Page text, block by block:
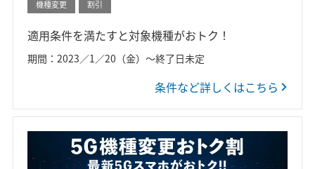
機種変更 割引
適用条件を満たすと対象機種がおトク！
期間：2023／1／20（金）～終了日未定
条件など詳しくはこちら